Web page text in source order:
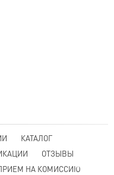
КАТАЛОГ
ОТЗЫВЫ
НА КОМИССИЮ